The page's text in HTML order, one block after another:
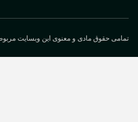
حقوق مادی و معنوی این وبسایت مربوط به